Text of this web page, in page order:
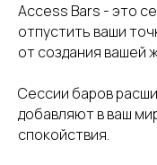
Access Bars - это
отпустить ваши
от создания вашей
Сессии баров
добавляют в ваш
спокойствия.